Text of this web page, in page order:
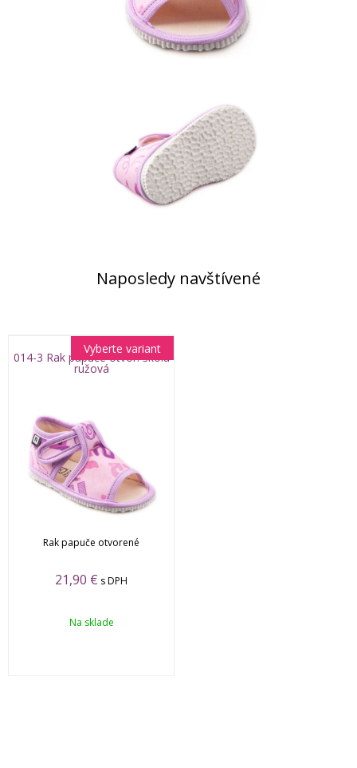
Naposledy navštívené
014-3 Rak papuče otvor. škola
ružová
Rak papuče otvorené
21,90 € s DPH
Vyberte variant
Na sklade